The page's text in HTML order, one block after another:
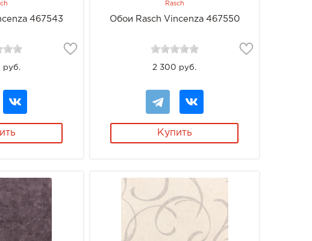
467543
руб.
Rasch
Обои Rasch Vincenza 467550
2 300 руб.
Купить